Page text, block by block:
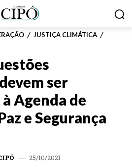
JUSTIÇA CLIMÁTICA
ser
Agenda de
e Segurança
25/10/2021